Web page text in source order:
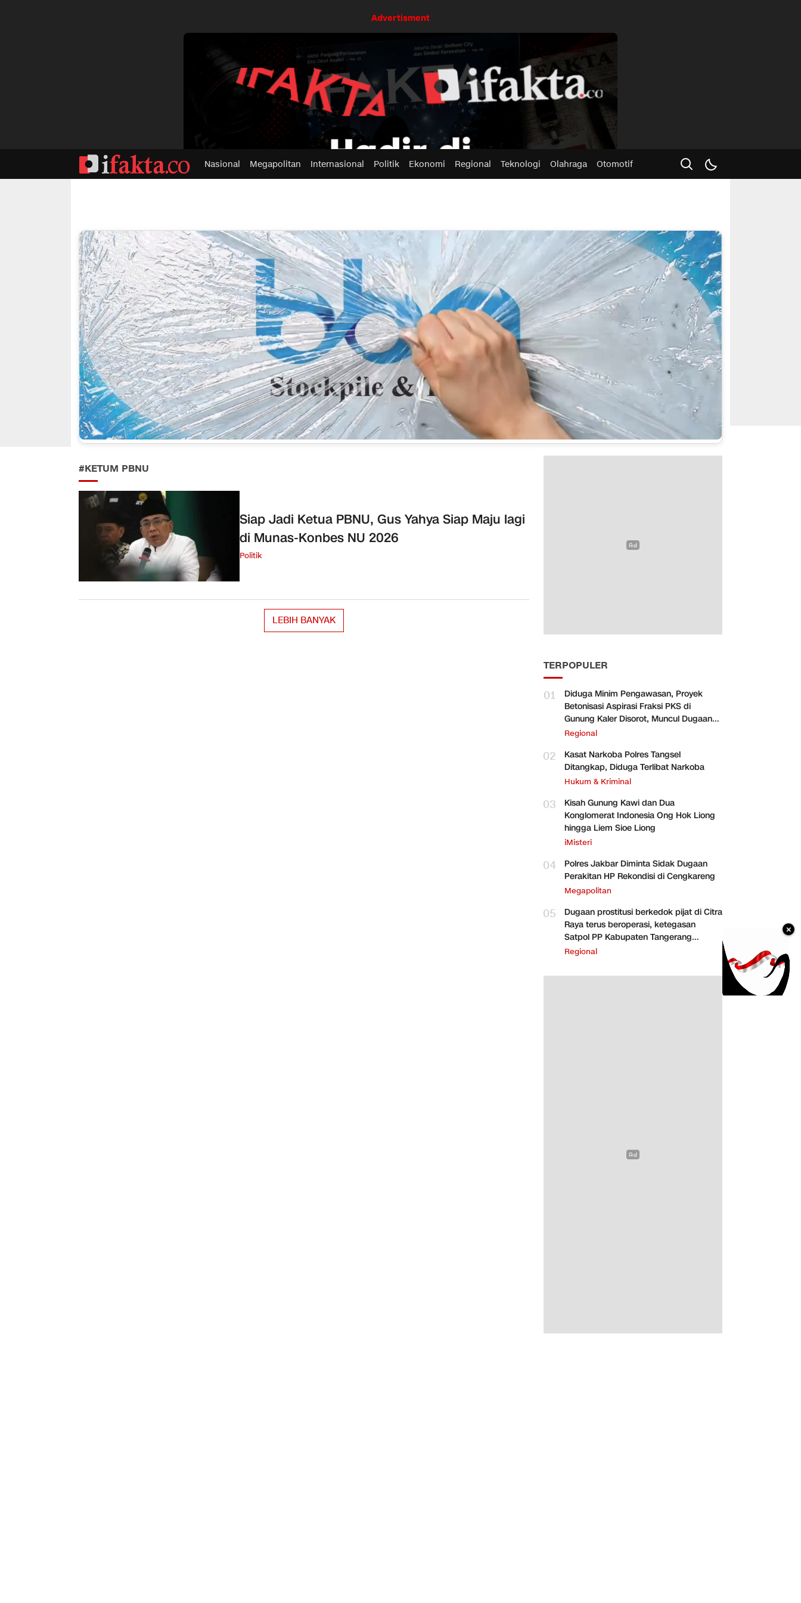
Advertisment
Nasional Megapolitan Internasional Politik Ekonomi Regional Teknologi Olahraga Otomotif
#KETUM PBNU
Siap Jadi Ketua PBNU, Gus Yahya Siap Maju lagi
di Munas-Konbes NU 2026
Politik
LEBIH BANYAK
TERPOPULER
01
Diduga Minim Pengawasan, Proyek
Betonisasi Aspirasi Fraksi PKS di
Gunung Kaler Disorot, Muncul Dugaan
Pengurangan Volume
Regional
02
Kasat Narkoba Polres Tangsel
Ditangkap, Diduga Terlibat Narkoba
Hukum & Kriminal
03
Kisah Gunung Kawi dan Dua
Konglomerat Indonesia Ong Hok Liong
hingga Liem Sioe Liong
iMisteri
04
Polres Jakbar Diminta Sidak Dugaan
Perakitan HP Rekondisi di Cengkareng
Megapolitan
05
Dugaan prostitusi berkedok pijat di Citra
Raya terus beroperasi, ketegasan
Satpol PP Kabupaten Tangerang
dipertanyakan
Regional
×